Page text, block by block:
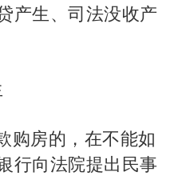
产生、司法没收产
购房的，在不能如
行向法院提出民事